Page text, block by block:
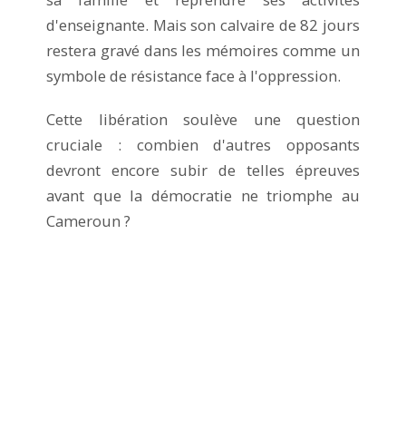
d'enseignante. Mais son calvaire de 82 jours
restera gravé dans les mémoires comme un
symbole de résistance face à l'oppression.
Cette libération soulève une question
cruciale : combien d'autres opposants
devront encore subir de telles épreuves
avant que la démocratie ne triomphe au
Cameroun ?